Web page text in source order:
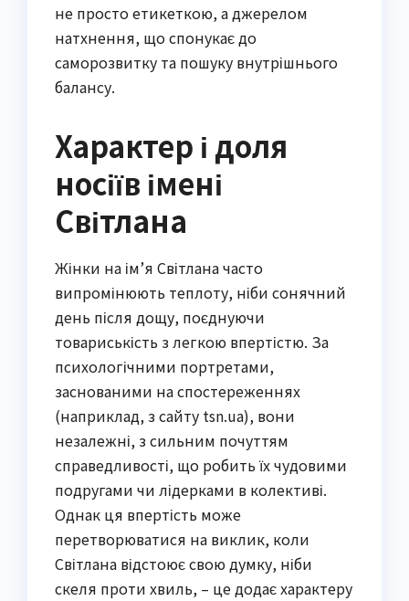
не просто етикеткою, а джерелом
натхнення, що спонукає до
саморозвитку та пошуку внутрішнього
балансу.
Характер і доля
носіїв імені
Світлана
Жінки на ім’я Світлана часто
випромінюють теплоту, ніби сонячний
день після дощу, поєднуючи
товариськість з легкою впертістю. За
психологічними портретами,
заснованими на спостереженнях
(наприклад, з сайту tsn.ua), вони
незалежні, з сильним почуттям
справедливості, що робить їх чудовими
подругами чи лідерками в колективі.
Однак ця впертість може
перетворюватися на виклик, коли
Світлана відстоює свою думку, ніби
скеля проти хвиль, – це додає характеру